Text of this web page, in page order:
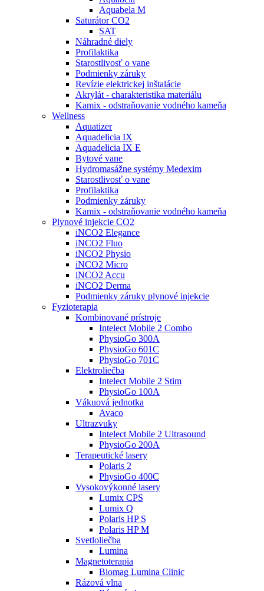
Aquabela M
Saturátor CO2
SAT
Náhradné diely
Profilaktika
Starostlivosť o vane
Podmienky záruky
Revízie elektrickej inštalácie
Akrylát - charakteristika materiálu
Kamix - odstraňovanie vodného kameňa
Wellness
Aquatizer
Aquadelicia IX
Aquadelicia IX E
Bytové vane
Hydromasážne systémy Medexim
Starostlivosť o vane
Profilaktika
Podmienky záruky
Kamix - odstraňovanie vodného kameňa
Plynové injekcie CO2
iNCO2 Elegance
iNCO2 Fluo
iNCO2 Physio
iNCO2 Micro
iNCO2 Accu
iNCO2 Derma
Podmienky záruky plynové injekcie
Fyzioterapia
Kombinované prístroje
Intelect Mobile 2 Combo
PhysioGo 300A
PhysioGo 601C
PhysioGo 701C
Elektroliečba
Intelect Mobile 2 Stim
PhysioGo 100A
Vákuová jednotka
Avaco
Ultrazvuky
Intelect Mobile 2 Ultrasound
PhysioGo 200A
Terapeutické lasery
Polaris 2
PhysioGo 400C
Vysokovýkonné lasery
Lumix CPS
Lumix Q
Polaris HP S
Polaris HP M
Svetloliečba
Lumina
Magnetoterapia
Biomag Lumina Clinic
Rázová vlna